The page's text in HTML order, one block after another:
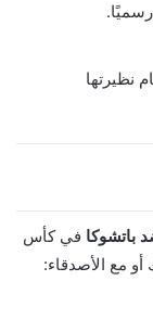
نظيرتها
باتشوكا في كأس